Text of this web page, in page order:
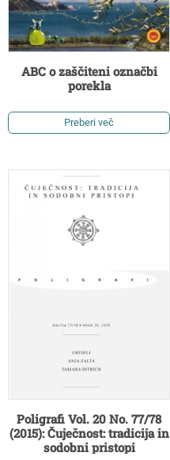
ABC o zaščiteni označbi
porekla
Preberi več
Poligrafi Vol. 20 No. 77/78
(2015): Čuječnost: tradicija in
sodobni pristopi